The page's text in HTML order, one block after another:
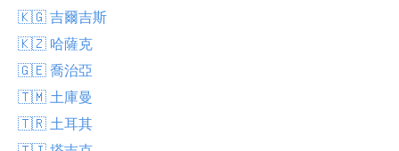
🇰🇬 吉爾吉斯
🇰🇿 哈薩克
🇬🇪 喬治亞
🇹🇲 土庫曼
🇹🇷 土耳其